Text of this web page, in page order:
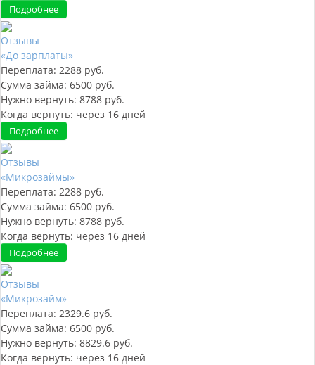
Подробнее
Отзывы
«До зарплаты»
Переплата: 2288 руб.
Сумма займа: 6500 руб.
Нужно вернуть: 8788 руб.
Когда вернуть: через 16 дней
Подробнее
Отзывы
«Микрозаймы»
Переплата: 2288 руб.
Сумма займа: 6500 руб.
Нужно вернуть: 8788 руб.
Когда вернуть: через 16 дней
Подробнее
Отзывы
«Микрозайм»
Переплата: 2329.6 руб.
Сумма займа: 6500 руб.
Нужно вернуть: 8829.6 руб.
Когда вернуть: через 16 дней